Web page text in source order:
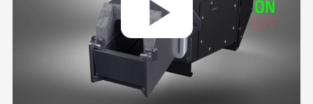
występuję w palnikach zsypowych grawitacyjnych, wkład ceramiczny -
zmniejsza emisyjności i zwiększa sprawność.